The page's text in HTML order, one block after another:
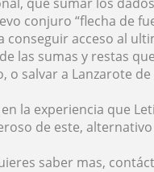
conjuro “flecha de
acceso al
las sumas y restas
salvar a Lanzarote de
la experiencia que
de este,
saber mas,